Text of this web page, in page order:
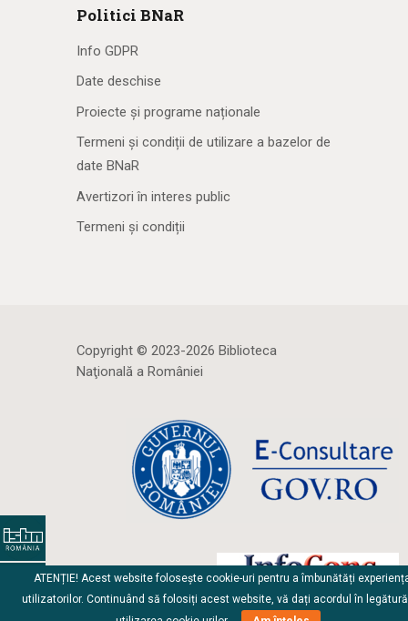
Politici BNaR
Info GDPR
Date deschise
Proiecte și programe naționale
Termeni și condiții de utilizare a bazelor de
date BNaR
Avertizori în interes public
Termeni și condiții
Copyright © 2023-2026 Biblioteca
Naţională a României
ATENȚIE! Acest website folosește cookie-uri pentru a îmbunătăți
utilizatorilor. Continuând să folosiți acest website, vă dați acordul în